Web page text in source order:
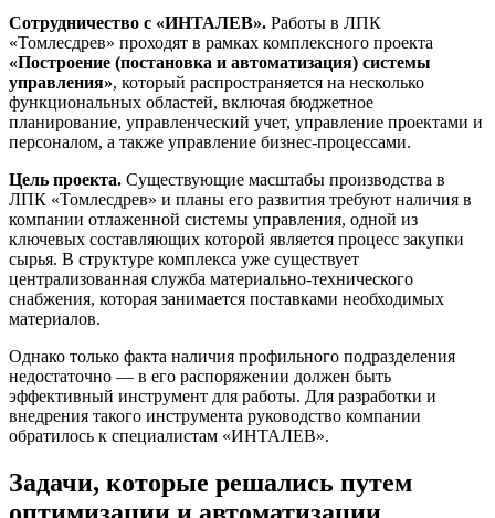
Сотрудничество с «ИНТАЛЕВ». Работы в ЛПК
«Томлесдрев» проходят в рамках комплексного проекта
«Построение (постановка и автоматизация) системы
управления», который распространяется на несколько
функциональных областей, включая бюджетное
планирование, управленческий учет, управление проектами и
персоналом, а также управление бизнес-процессами.
Цель проекта. Существующие масштабы производства в
ЛПК «Томлесдрев» и планы его развития требуют наличия в
компании отлаженной системы управления, одной из
ключевых составляющих которой является процесс закупки
сырья. В структуре комплекса уже существует
централизованная служба материально-технического
снабжения, которая занимается поставками необходимых
материалов.
Однако только факта наличия профильного подразделения
недостаточно — в его распоряжении должен быть
эффективный инструмент для работы. Для разработки и
внедрения такого инструмента руководство компании
обратилось к специалистам «ИНТАЛЕВ».
Задачи, которые решались путем
оптимизации и автоматизации